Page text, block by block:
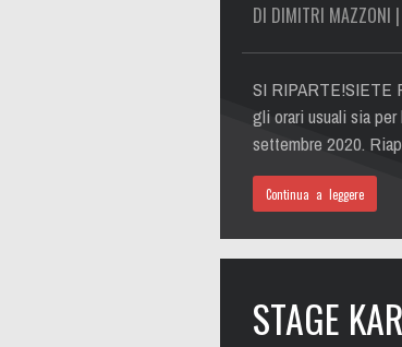
DI DIMITRI MAZZONI
SI RIPARTE!SIETE
gli orari usuali sia
settembre 2020.
Continua a leggere
STAGE